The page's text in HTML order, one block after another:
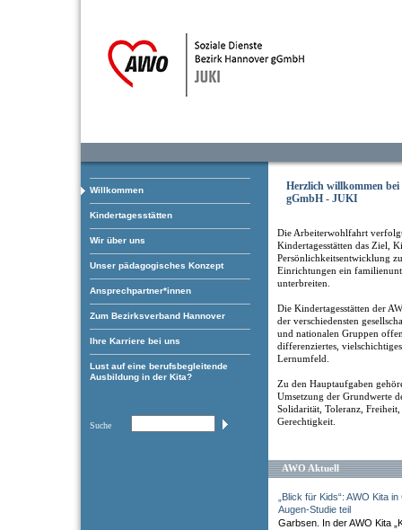
Willkommen
Kindertagesstätten
Wir über uns
Unser pädagogisches Konzept
Ansprechpartner*innen
Zum Bezirksverband Hannover
Ihre Karriere bei uns
Lust auf eine berufsbegleitende
Ausbildung in der Kita?
Suche
Herzlich willkommen
gGmbH - JUKI
Die Arbeiterwohlfahrt
Kindertagesstätten das Ziel,
Persönlichkeitsentwicklung
Einrichtungen ein
unterbreiten.
Die Kindertagesstätten der
der verschiedensten
und nationalen Gruppen
differenziertes,
Lernumfeld.
Zu den Hauptaufgaben
Umsetzung der Grundwerte
Solidarität, Toleranz,
Gerechtigkeit.
AWO Aktuell
„Blick für Kids“: AWO Kita
Augen-Studie teil
Garbsen. In der AWO Kita